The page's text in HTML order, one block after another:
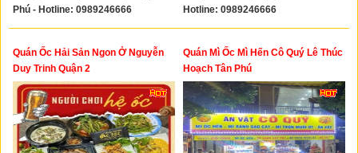
Phú - Hotline: 0989246666
Hotline: 0989246666
Quán Ốc Hải Sản Ngon Ở Nguyễn
Duy Trinh Quận 2
Quán Mì Ốc Mì Hến Cô Quý Lê Thúc
Hoạch Tân Phú